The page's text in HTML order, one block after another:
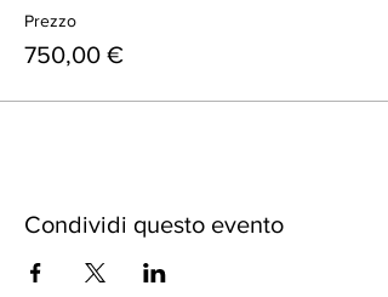
Prezzo
750,00 €
Condividi questo evento